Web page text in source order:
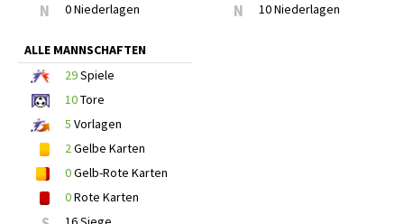
N 0 Niederlagen N 10 Niederlagen
ALLE MANNSCHAFTEN
29Spiele
10Tore
5 Vorlagen
2Gelbe Karten
0Gelb-Rote Karten
0Rote Karten